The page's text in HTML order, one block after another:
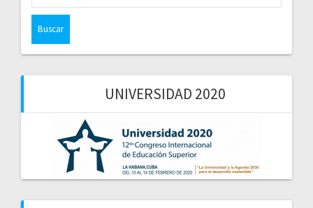
UNIVERSIDAD 2020